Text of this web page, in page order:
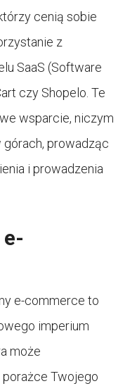
cenią sobie
z
SaaS (Software
czy Shopelo. Te
wsparcie, niczym
prowadząc
i prowadzenia
e-commerce to
imperium
może
Twojego